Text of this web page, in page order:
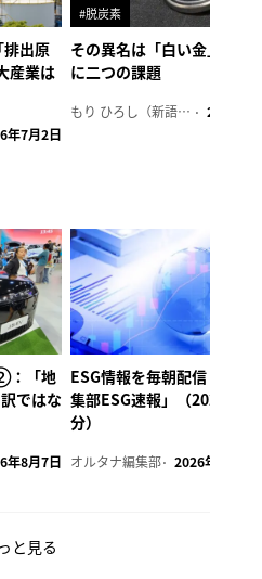
出原
産業は
年7月2日
#脱炭素
その異名は「白い金」、リ
に二つの課題
もり ひろし（新語ウォッチャー） 2023年7
：「地
ではな
年8月7日
ESG情報を毎朝配信「オル
集部ESG速報」（2026年8
分）
オルタナ編集部 2026年8月7日
と見る